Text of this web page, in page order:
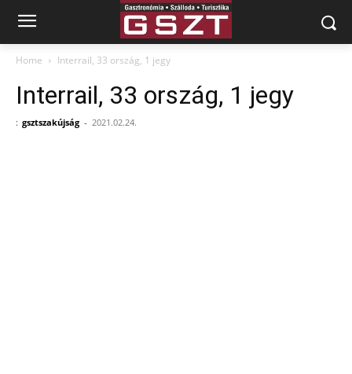
Home Interrail, 33 ország, 1 jegy
Interrail, 33 ország, 1 jegy
: gsztszakújság - 2021.02.24.